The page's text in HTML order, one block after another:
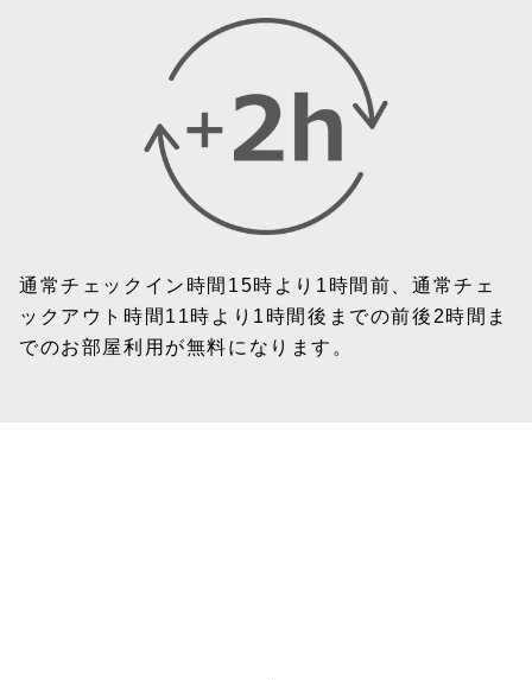
通常チェックイン時間15時より1時間前、通常チェ
ックアウト時間11時より1時間後までの前後2時間ま
でのお部屋利用が無料になります。